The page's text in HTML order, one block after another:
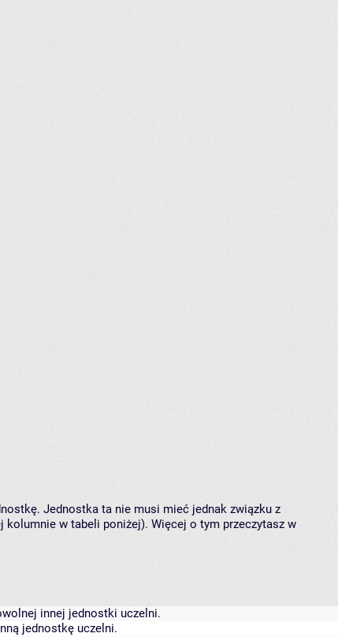
Jednostka ta nie musi mieć jednak związku z
w tabeli poniżej). Więcej o tym przeczytasz w
innej jednostki uczelni.
jednostkę uczelni.